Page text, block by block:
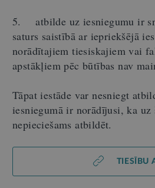
5. atbilde uz iesniegumu ir
saturs saistībā ar iepriekšējā
norādītajiem tiesiskajiem vai
apstākļiem pēc būtības nav
Tāpat iestāde var nesniegt
iesniegumā ir norādījusi, ka uz
nepieciešams atbildēt.
TIESĪBU